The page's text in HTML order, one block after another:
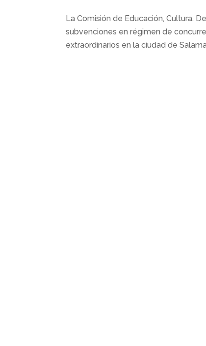
La Comisión de Educación, Cultura,
subvenciones en régimen de
extraordinarios en la ciudad de